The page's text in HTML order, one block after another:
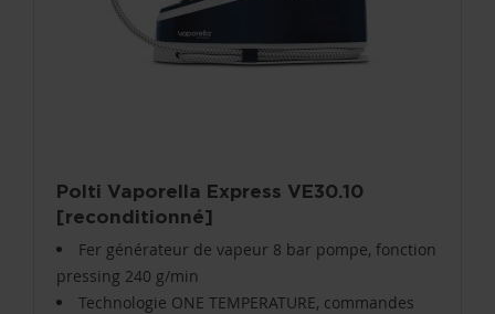
Polti Vaporella Express VE30.10
[reconditionné]
Fer générateur de vapeur 8 bar pompe, fonction
pressing 240 g/min
Technologie ONE TEMPERATURE, commandes